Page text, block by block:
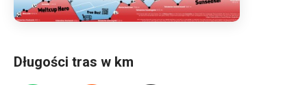
Długości tras w km